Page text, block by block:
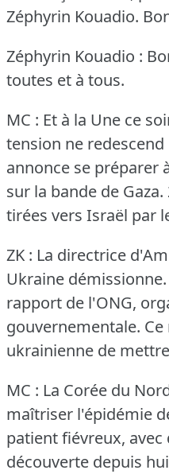
Zéphyrin Kouadio.
Zéphyrin Kouadio :
toutes et à tous.
MC : Et à la Une ce
tension ne redescend
annonce se préparer
sur la bande de Gaza.
tirées vers Israël par
ZK : La directrice
Ukraine démissionne.
rapport de l'ONG,
gouvernementale.
ukrainienne de
MC : La Corée du
maîtriser l'épidémie
patient fiévreux, avec
découverte depuis